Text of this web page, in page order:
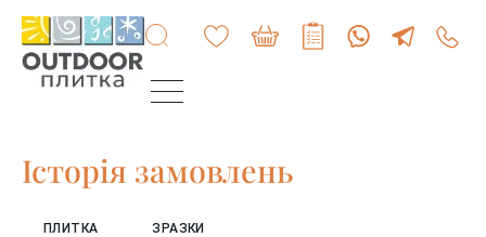
Історія замовлень
ПЛИТКА ЗРАЗКИ